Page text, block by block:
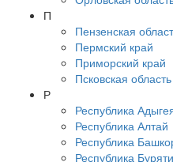
П
Пензенская
Пермский край
Приморский край
Псковская область
Р
Республика
Республика Алтай
Республика
Республика